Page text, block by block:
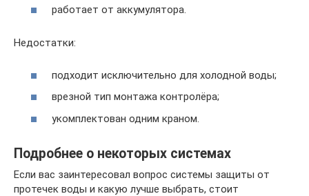
работает от аккумулятора.
Недостатки:
подходит исключительно для холодной воды;
врезной тип монтажа контролёра;
укомплектован одним краном.
Подробнее о некоторых системах
Если вас заинтересовал вопрос системы защиты от
протечек воды и какую лучше выбрать, стоит